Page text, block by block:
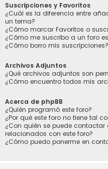
Suscripciones y Favoritos
¿Cuál es la diferencia entre
un tema?
¿Cómo marcar Favoritos o
¿Cómo me suscribo a un foro
¿Cómo borro mis suscripciones?
Archivos Adjuntos
¿Qué archivos adjuntos son
¿Cómo encuentro todos mis
Acerca de phpBB
¿Quién programó este foro?
¿Por qué este foro no tiene tal
¿Con quién se puede
relacionados con este foro?
¿Cómo puedo ponerme en